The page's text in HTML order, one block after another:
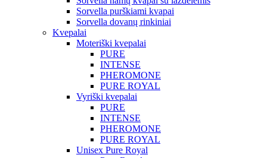
Sorvella purškiami kvapai
Sorvella dovanų rinkiniai
Kvepalai
Moteriški kvepalai
PURE
INTENSE
PHEROMONE
PURE ROYAL
Vyriški kvepalai
PURE
INTENSE
PHEROMONE
PURE ROYAL
Unisex Pure Royal